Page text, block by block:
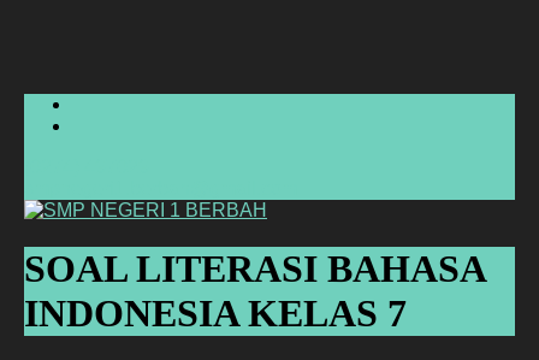
SOAL LITERASI BAHASA
INDONESIA KELAS 7